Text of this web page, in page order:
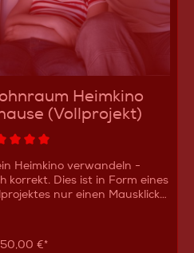
Heimkino
(Vollprojekt)
Heimkino verwandeln -
korrekt. Dies ist in Form eines
nur einen Mausklick
Punkt abholt und zu einem
€*